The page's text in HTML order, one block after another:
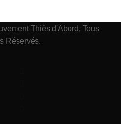
Thiès d'Abord, Tous
Réservés.